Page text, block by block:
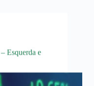
Esquerda e